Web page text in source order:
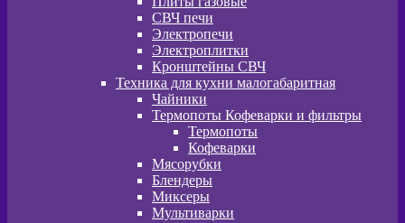
СВЧ печи
Электропечи
Электроплитки
Кронштейны СВЧ
Техника для кухни малогабаритная
Чайники
Термопоты Кофеварки и фильтры
Термопоты
Кофеварки
Мясорубки
Блендеры
Миксеры
Мультиварки